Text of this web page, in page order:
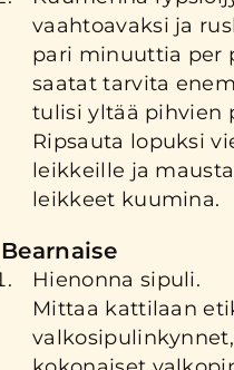
vaahtoavaksi ja
pari minuuttia per
saatat tarvita
tulisi yltää pihvien
Ripsauta lopuksi
leikkeille ja
leikkeet kuumina.
Bearnaise
Hienonna sipuli.
Mittaa kattilaan